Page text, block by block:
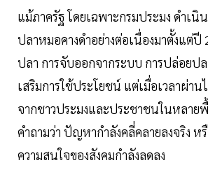
แม้ภาครัฐ โดยเฉพาะกรมประมง ดำเนิ
ปลาหมอคางดำอย่างต่อเนื่องมาตั้งแต่ปี
ปลา การจับออกจากระบบ การปล่อยป
เสริมการใช้ประโยชน์ แต่เมื่อเวลาผ่า
จากชาวประมงและประชาชนในหลาย
คำถามว่า ปัญหากำลังคลี่คลายลงจริง ห
ความสนใจของสังคมกำลังลดลง